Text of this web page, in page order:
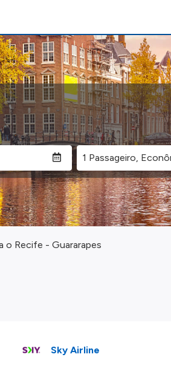
o Recife - Guararapes
Sky Airline